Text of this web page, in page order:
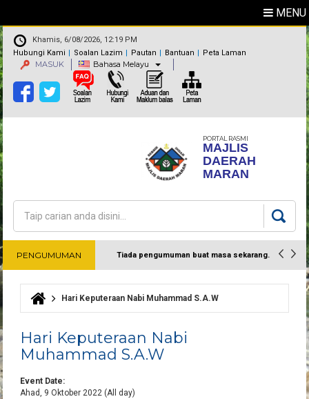
MENU
Khamis, 6/08/2026, 12:19 PM
Hubungi Kami
Soalan Lazim Pautan Bantuan Peta Laman
MASUK Bahasa Melayu
PORTAL RASMI
MAJLIS
DAERAH
MARAN
Borang carian
Carian
PENGUMUMAN Tiada pengumuman buat masa sekarang.
Harap maklum
Anda di sini
Hari Keputeraan Nabi Muhammad S.A.W
Hari Keputeraan Nabi
Muhammad S.A.W
Event Date:
Ahad, 9 Oktober 2022 (All day)